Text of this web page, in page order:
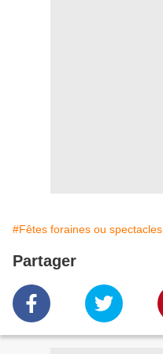
#Fêtes foraines ou spectacles
Partager